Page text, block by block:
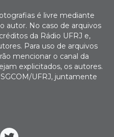
é livre mediante
autor. No caso de arquivos
da Rádio UFRJ e,
Para uso de arquivos
mencionar o canal da
explicitados, os autores.
UFRJ, juntamente